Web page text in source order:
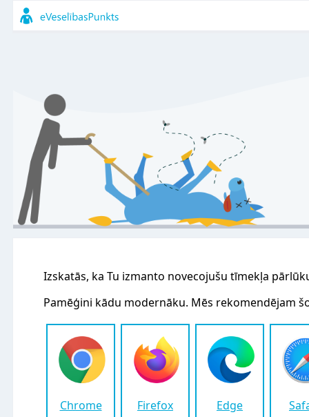
Izskatās, ka Tu izmanto novecojušu tīmekļa
Pamēģini kādu modernāku. Mēs rekomendējam
Chrome Firefox Edge